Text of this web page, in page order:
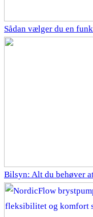
Sådan vælger du en
Bilsyn: Alt du behøver